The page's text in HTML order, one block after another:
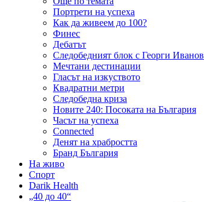
Портрети на успеха
Как да живеем до 100?
Финес
Дебатът
Следобедният блок с Георги Иванов
Мечтани дестинации
Гласът на изкуството
Квадратни метри
Следобедна криза
Новите 240: Посоката на България
Часът на успеха
Connected
Денят на храбростта
Бранд България
На живо
Спорт
Darik Health
„40 до 40“